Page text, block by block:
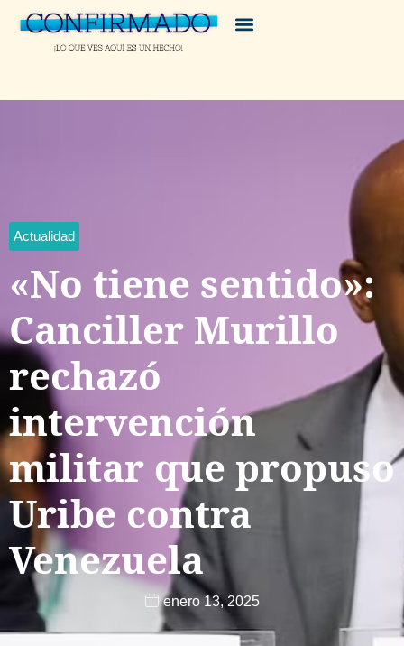
Actualidad
«No tiene sentido»:
Canciller Murillo
rechazó
intervención
militar que propuso
Uribe contra
Venezuela
enero 13, 2025